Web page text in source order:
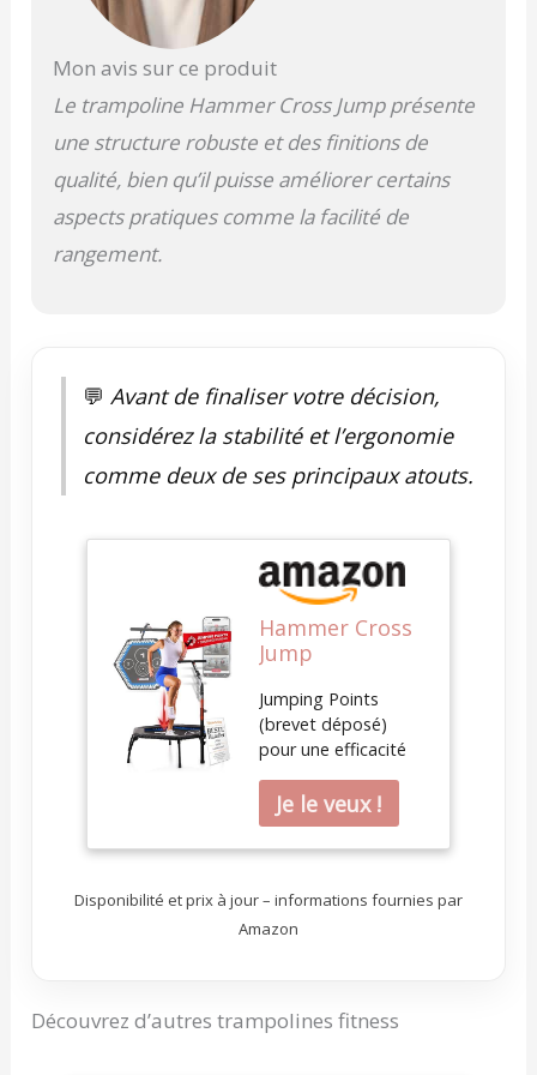
Mon avis sur ce produit
Le trampoline Hammer Cross Jump présente
une structure robuste et des finitions de
qualité, bien qu’il puisse améliorer certains
aspects pratiques comme la facilité de
rangement.
💬 Avant de finaliser votre décision,
considérez la stabilité et l’ergonomie
comme deux de ses principaux atouts.
Hammer Cross
Jump
fitness, Surface
de saut de 98
cm, puissance
jusqu'à 130 kg,
66426, Noir
Jumping Points
(brevet déposé)
pour une efficacité
d'entraînement
maximale Rebond
parfait sans bruits
parasites Une toile
élastiques de qualité
qui protègent les
plus de sécurité
Disponibilité et prix à jour – informations fournies par
Amazon
Découvrez d’autres trampolines fitness